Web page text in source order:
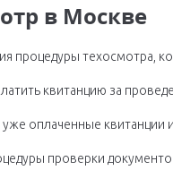
в Москве
процедуры техосмотра,
квитанцию за
уже оплаченные
проверки